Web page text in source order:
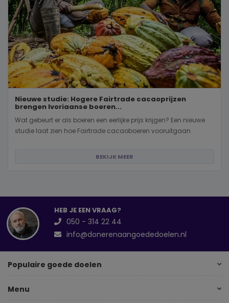
Nieuwe studie: Hogere Fairtrade cacaoprijzen
brengen Ivoriaanse boeren...
Wat gebeurt er als boeren een eerlijke prijs krijgen? Een nieuwe
studie laat zien hoe Fairtrade cacaoboeren vooruitgaan
BEKIJK MEER
HEB JE EEN VRAAG?
050 - 314 22 44
info@donerenaangoededoelen.nl
Populaire goede doelen
Menu